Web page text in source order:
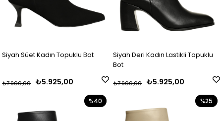
Siyah Süet Kadın Topuklu Bot
₺5.925,00
₺7.900,00
Siyah Deri Kadın Lastikli Topuklu
Bot
₺5.925,00
₺7.900,00
%40 %25